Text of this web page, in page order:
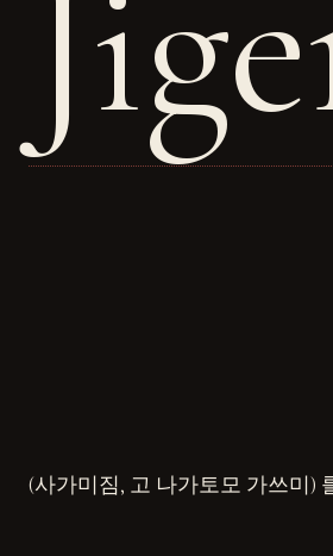
(사가미짐, 고 나가토모 가쓰미)